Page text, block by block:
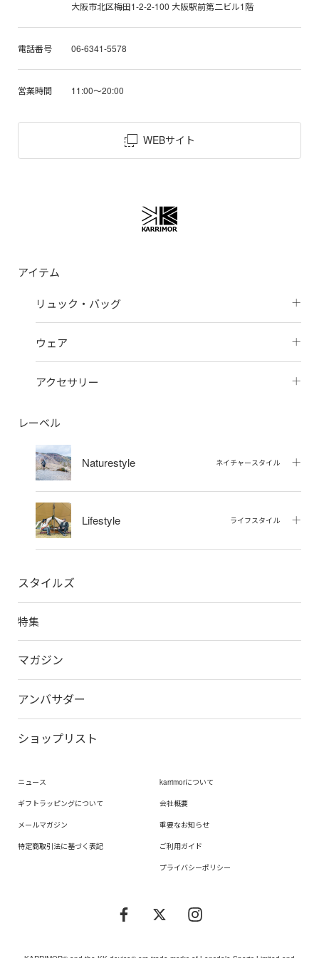
大阪市北区梅田1-2-2-100 大阪駅前第二ビル1階
電話番号 06-6341-5578
営業時間 11:00～20:00
WEBサイト
アイテム
リュック・バッグ
ウェア
アクセサリー
レーベル
Naturestyle ネイチャースタイル
Lifestyle ライフスタイル
スタイルズ
特集
マガジン
アンバサダー
ショップリスト
ニュース
ギフトラッピングについて
メールマガジン
特定商取引法に基づく表記
karrimorについて
会社概要
重要なお知らせ
ご利用ガイド
プライバシーポリシー